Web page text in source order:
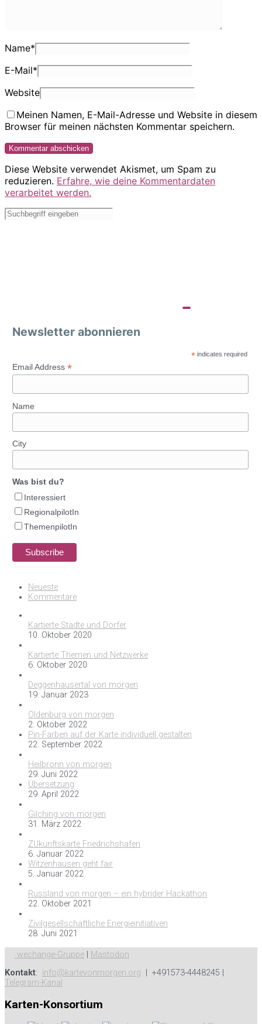
Name*
E-Mail*
Website
Meinen Namen, E-Mail-Adresse und Website in diesem
Browser für meinen nächsten Kommentar speichern.
Diese Website verwendet Akismet, um Spam zu
reduzieren. Erfahre, wie deine Kommentardaten
verarbeitet werden.
Newsletter abonnieren
* indicates required
Email Address *
Name
City
Was bist du?
Interessiert
RegionalpilotIn
ThemenpilotIn
Neueste
Kommentare
Kartierte Städte und Dörfer
10. Oktober 2020
Kartierte Themen und Netzwerke
6. Oktober 2020
Deggenhausertal von morgen
19. Januar 2023
Oldenburg von morgen
2. Oktober 2022
Pin-Farben auf der Karte individuell gestalten
22. September 2022
Heilbronn von morgen
29. Juni 2022
Übersetzung
29. April 2022
Gilching von morgen
31. März 2022
ZUkunftskarte Friedrichshafen
6. Januar 2022
Witzenhausen geht fair
5. Januar 2022
Russland von morgen – ein hybrider Hackathon
22. Oktober 2021
Zivilgesellschaftliche Energieinitiativen
28. Juni 2021
wechange-Gruppe
Mastodon
Kontakt: info@kartevonmorgen.org | +491573-4448245 |
Telegram-Kanal
Karten-Konsortium